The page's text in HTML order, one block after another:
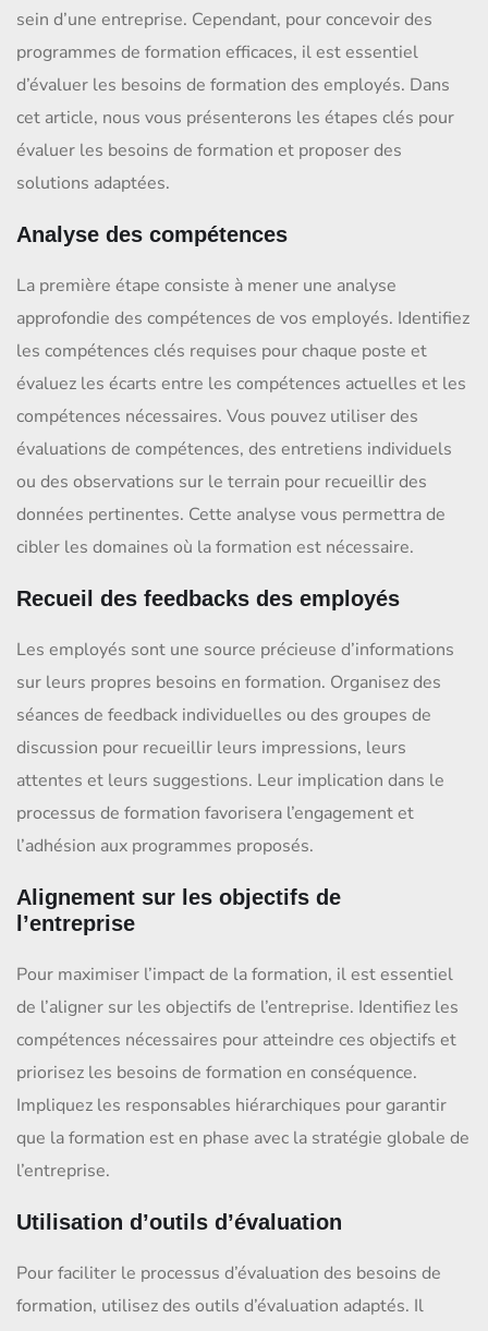
sein d’une entreprise. Cependant, pour concevoir des
programmes de formation efficaces, il est essentiel
d’évaluer les besoins de formation des employés. Dans
cet article, nous vous présenterons les étapes clés pour
évaluer les besoins de formation et proposer des
solutions adaptées.
Analyse des compétences
La première étape consiste à mener une analyse
approfondie des compétences de vos employés. Identifiez
les compétences clés requises pour chaque poste et
évaluez les écarts entre les compétences actuelles et les
compétences nécessaires. Vous pouvez utiliser des
évaluations de compétences, des entretiens individuels
ou des observations sur le terrain pour recueillir des
données pertinentes. Cette analyse vous permettra de
cibler les domaines où la formation est nécessaire.
Recueil des feedbacks des employés
Les employés sont une source précieuse d’informations
sur leurs propres besoins en formation. Organisez des
séances de feedback individuelles ou des groupes de
discussion pour recueillir leurs impressions, leurs
attentes et leurs suggestions. Leur implication dans le
processus de formation favorisera l’engagement et
l’adhésion aux programmes proposés.
Alignement sur les objectifs de
l’entreprise
Pour maximiser l’impact de la formation, il est essentiel
de l’aligner sur les objectifs de l’entreprise. Identifiez les
compétences nécessaires pour atteindre ces objectifs et
priorisez les besoins de formation en conséquence.
Impliquez les responsables hiérarchiques pour garantir
que la formation est en phase avec la stratégie globale de
l’entreprise.
Utilisation d’outils d’évaluation
Pour faciliter le processus d’évaluation des besoins de
formation, utilisez des outils d’évaluation adaptés. Il